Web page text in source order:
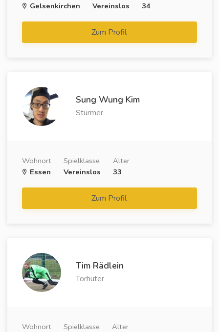
Gelsenkirchen
Vereinslos
34
Zum Profil
Sung Wung Kim
Stürmer
Wohnort
Essen
Spielklasse
Vereinslos
Alter
33
Zum Profil
Tim Rädlein
Torhüter
Wohnort
Spielklasse
Alter